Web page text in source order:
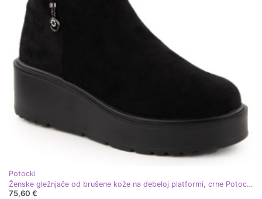
Potocki
Ženske gležnjače od brušene kože na debeloj platformi, crne Potocki 11305 crna
75,60 €